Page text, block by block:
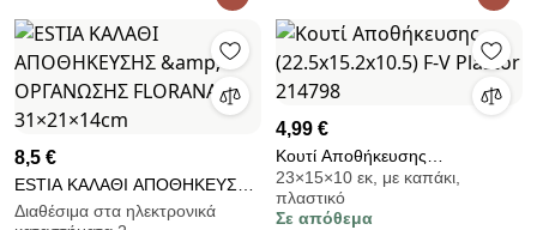
8,5 €
ESTIA ΚΑΛΑΘΙ ΑΠΟΘΗΚΕΥΣΗΣ
&amp; ΟΡΓΑΝΩΣΗΣ FLORANA
Διαθέσιμα στα ηλεκτρονικά
4,99 €
Κουτί Αποθήκευσης
(22.5x15.2x10.5) F-V Plastor
214798
23×15×10 εκ, με καπάκι,
πλαστικό
Σε απόθεμα